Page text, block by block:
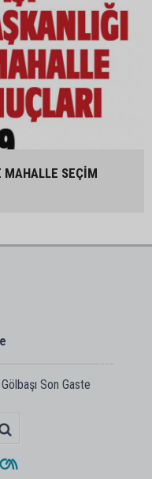
MAHALLE SEÇİM
Gölbaşı Son Gaste